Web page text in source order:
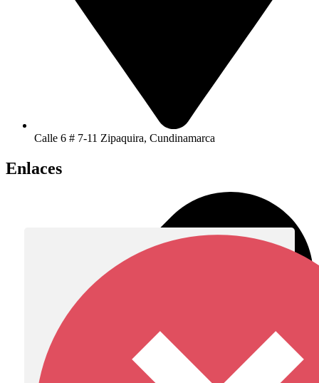
Calle 6 # 7-11 Zipaquira, Cundinamarca
Enlaces